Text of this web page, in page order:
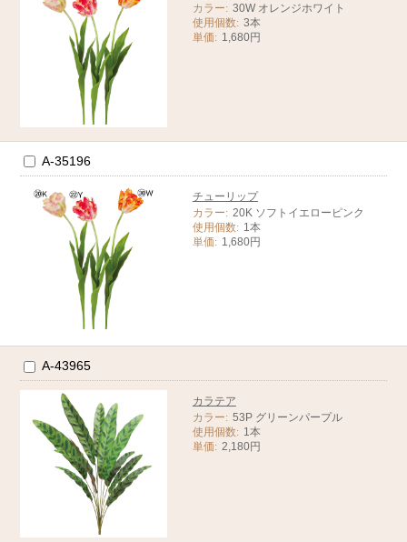
カラー: 30W オレンジホワイト
使用個数: 3本
単価: 1,680円
A-35196
チューリップ
カラー: 20K ソフトイエローピンク
使用個数: 1本
単価: 1,680円
A-43965
カラテア
カラー: 53P グリーンパープル
使用個数: 1本
単価: 2,180円